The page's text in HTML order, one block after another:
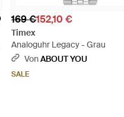
169 €152,10 €
Timex
Analoguhr Legacy - Grau
VonABOUT YOU
SALE